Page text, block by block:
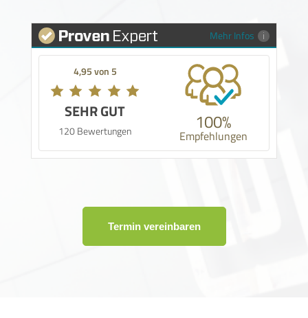
Mehr Infos
4,95 von 5
SEHR GUT
120 Bewertungen 100%
Empfehlungen
Termin vereinbaren